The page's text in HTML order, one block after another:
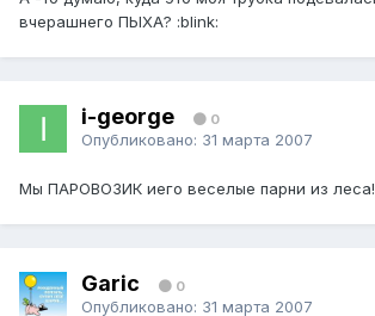
вчерашнего ПЫХА? :blink:
i-george 0
Опубликовано: 31 марта 2007
Мы ПАРОВОЗИК иего веселые парни из леса!
Garic 0
Опубликовано: 31 марта 2007